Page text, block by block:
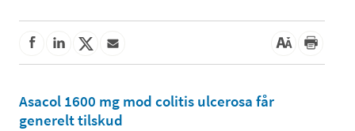
Asacol 1600 mg mod colitis ulcerosa får
generelt tilskud